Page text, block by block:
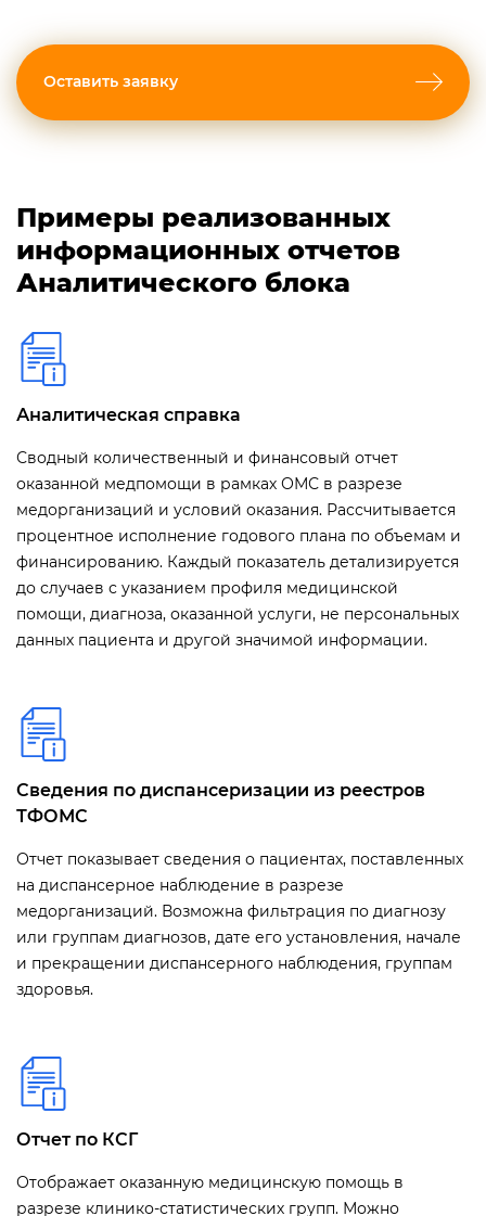
Оставить заявку
Примеры реализованных
информационных отчетов
Аналитического блока
Аналитическая справка
Сводный количественный и финансовый отчет
оказанной медпомощи в рамках ОМС в разрезе
медорганизаций и условий оказания. Рассчитывается
процентное исполнение годового плана по объемам и
финансированию. Каждый показатель детализируется
до случаев с указанием профиля медицинской
помощи, диагноза, оказанной услуги, не персональных
данных пациента и другой значимой информации.
Сведения по диспансеризации из реестров
ТФОМС
Отчет показывает сведения о пациентах, поставленных
на диспансерное наблюдение в разрезе
медорганизаций. Возможна фильтрация по диагнозу
или группам диагнозов, дате его установления, начале
и прекращении диспансерного наблюдения, группам
здоровья.
Отчет по КСГ
Отображает оказанную медицинскую помощь в
разрезе клинико-статистических групп. Можно